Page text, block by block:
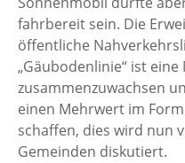
fahrbereit sein. Die
öffentliche
„Gäubodenlinie“ ist
zusammenzuwachsen
einen Mehrwert im
schaffen, dies wird nun
Gemeinden diskutiert.